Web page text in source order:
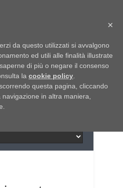
del lavoro
×
da questo utilizzati si avvalgono
ed utili alle finalità illustrate
di più o negare il consenso
la cookie policy
questa pagina, cliccando
in altra maniera,